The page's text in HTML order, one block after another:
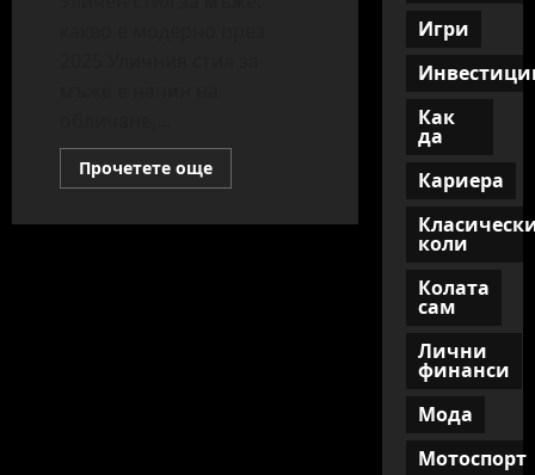
Прочетете ощеRead
more
Игри
Как
да
Кариера
коли
Колата
сам
Лични
финанси
Мода
Мотоспорт